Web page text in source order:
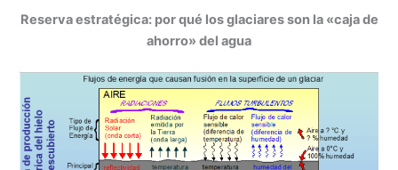
Reserva estratégica: por qué los glaciares son la «caja de
ahorro» del agua